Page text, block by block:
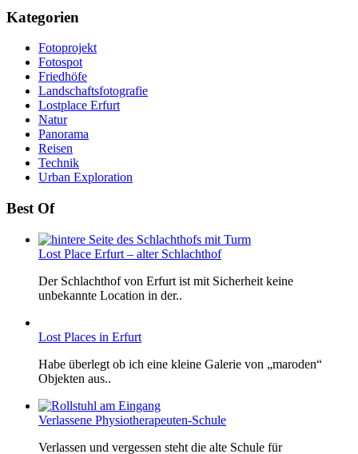
Kategorien
Fotoprojekt
Fotospot
Friedhöfe
Landschaftsfotografie
Lostplace Erfurt
Natur
Panorama
Reisen
Technik
Urban Exploration
Best Of
Lost Place Erfurt – alter Schlachthof
Der Schlachthof von Erfurt ist mit Sicherheit keine
unbekannte Location in der..
Lost Places in Erfurt
Habe überlegt ob ich eine kleine Galerie von „maroden“
Objekten aus..
Verlassene Physiotherapeuten-Schule
Verlassen und vergessen steht die alte Schule für